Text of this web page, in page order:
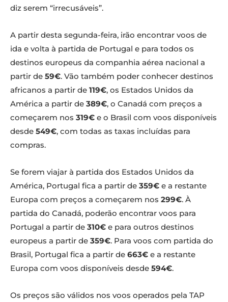
diz serem “irrecusáveis”.
A partir desta segunda-feira, irão encontrar voos de
ida e volta à partida de Portugal e para todos os
destinos europeus da companhia aérea nacional a
partir de 59€. Vão também poder conhecer destinos
africanos a partir de 119€, os Estados Unidos da
América a partir de 389€, o Canadá com preços a
começarem nos 319€ e o Brasil com voos disponíveis
desde 549€, com todas as taxas incluídas para
compras.
Se forem viajar à partida dos Estados Unidos da
América, Portugal fica a partir de 359€ e a restante
Europa com preços a começarem nos 299€. À
partida do Canadá, poderão encontrar voos para
Portugal a partir de 310€ e para outros destinos
europeus a partir de 359€. Para voos com partida do
Brasil, Portugal fica a partir de 663€ e a restante
Europa com voos disponíveis desde 594€.
Os preços são válidos nos voos operados pela TAP